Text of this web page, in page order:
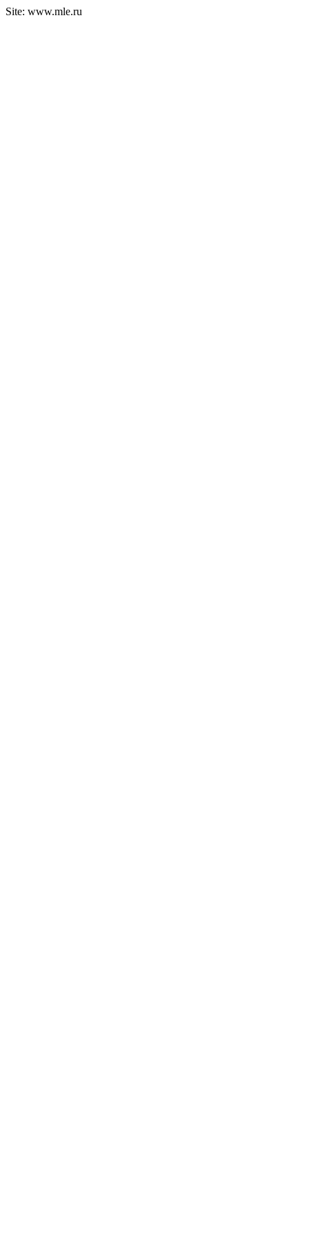
Site: www.mle.ru